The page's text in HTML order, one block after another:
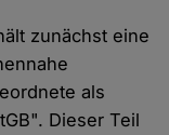
zunächst eine
als
Dieser Teil